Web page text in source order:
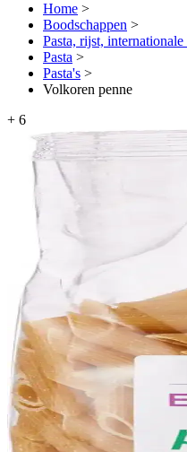
Home >
Boodschappen >
Pasta, rijst, internationale
Pasta >
Pasta's >
Volkoren penne
+ 6